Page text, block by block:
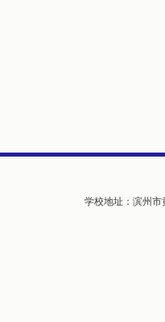
学校地址：滨州市